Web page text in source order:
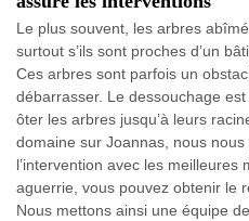
Le plus souvent, les arbres
surtout s’ils sont proches d’un
Ces arbres sont parfois un
débarrasser. Le dessouchage
ôter les arbres jusqu’à leurs
domaine sur Joannas, nous
l’intervention avec les meilleures
aguerrie, vous pouvez obtenir le
Nous mettons ainsi une équipe